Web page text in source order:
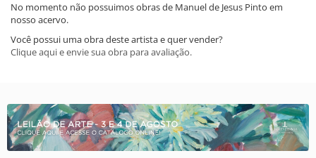
No momento não possuimos obras de Manuel de Jesus Pinto em
nosso acervo.
Você possui uma obra deste artista e quer vender?
Clique aqui e envie sua obra para avaliação.